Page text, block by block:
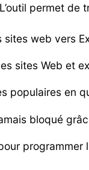
permet
sites web vers
sites Web et
populaires en
bloqué
programmer